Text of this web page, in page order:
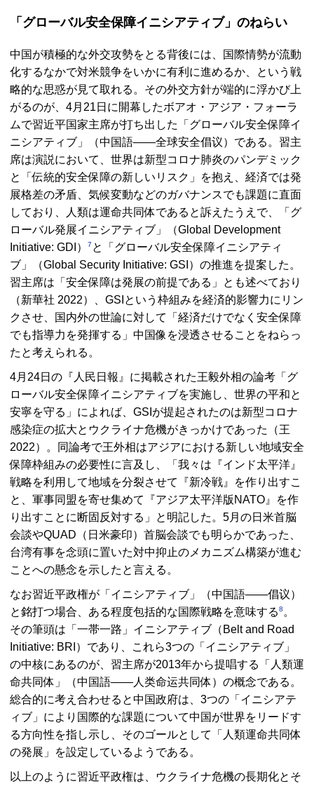
「グローバル安全保障イニシアティブ」のねらい
中国が積極的な外交攻勢をとる背後には、国際情勢が流動
化するなかで対米競争をいかに有利に進めるか、という戦
略的な思惑が見て取れる。その外交方針が端的に浮かび上
がるのが、4月21日に開幕したボアオ・アジア・フォーラ
ムで習近平国家主席が打ち出した「グローバル安全保障イ
ニシアティブ」（中国語――全球安全倡议）である。習主
席は演説において、世界は新型コロナ肺炎のパンデミック
と「伝統的安全保障の新しいリスク」を抱え、経済では発
展格差の矛盾、気候変動などのガバナンスでも課題に直面
しており、人類は運命共同体であると訴えたうえで、「グ
ローバル発展イニシアティブ」（Global Development
Initiative: GDI）
7 と「グローバル安全保障イニシアティ
ブ」（Global Security Initiative: GSI）の推進を提案した。
習主席は「安全保障は発展の前提である」とも述べており
（新華社 2022）、GSIという枠組みを経済的影響力にリン
クさせ、国内外の世論に対して「経済だけでなく安全保障
でも指導力を発揮する」中国像を浸透させることをねらっ
たと考えられる。
4月24日の『人民日報』に掲載された王毅外相の論考「グ
ローバル安全保障イニシアティブを実施し、世界の平和と
安寧を守る」によれば、GSIが提起されたのは新型コロナ
感染症の拡大とウクライナ危機がきっかけであった（王
2022）。同論考で王外相はアジアにおける新しい地域安全
保障枠組みの必要性に言及し、「我々は『インド太平洋』
戦略を利用して地域を分裂させて『新冷戦』を作り出すこ
と、軍事同盟を寄せ集めて『アジア太平洋版NATO』を作
り出すことに断固反対する」と明記した。5月の日米首脳
会談やQUAD（日米豪印）首脳会談でも明らかであった、
台湾有事を念頭に置いた対中抑止のメカニズム構築が進む
ことへの懸念を示したと言える。
なお習近平政権が「イニシアティブ」（中国語――倡议）
と銘打つ場合、ある程度包括的な国際戦略を意味する8 。
その筆頭は「一帯一路」イニシアティブ（Belt and Road
Initiative: BRI）であり、これら3つの「イニシアティブ」
の中核にあるのが、習主席が2013年から提唱する「人類運
命共同体」（中国語――人类命运共同体）の概念である。
総合的に考え合わせると中国政府は、3つの「イニシアテ
ィブ」により国際的な課題について中国が世界をリードす
る方向性を指し示し、そのゴールとして「人類運命共同体
の発展」を設定しているようである。
以上のように習近平政権は、ウクライナ危機の長期化とそ